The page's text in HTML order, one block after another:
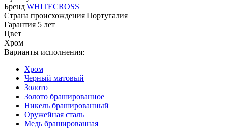
Бренд WHITECROSS
Страна происхождения Португалия
Гарантия 5 лет
Цвет
Хром
Варианты исполнения:
Хром
Черный матовый
Золото
Золото брашированное
Никель брашированный
Оружейная сталь
Медь брашированная